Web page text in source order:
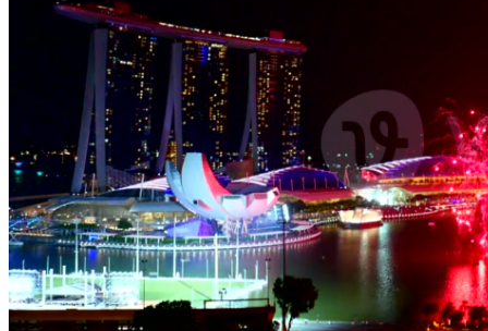
Gráficos en Movimiento
Imágenes Editoriales
Eventos Editoriales